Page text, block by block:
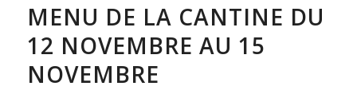
MENU DE LA CANTINE DU
12 NOVEMBRE AU 15
NOVEMBRE